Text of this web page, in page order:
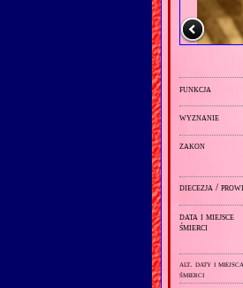
funkcja
wyznanie
zakon
diecezja /
data i miejsce
śmierci
alt. daty i miejsca
śmierci